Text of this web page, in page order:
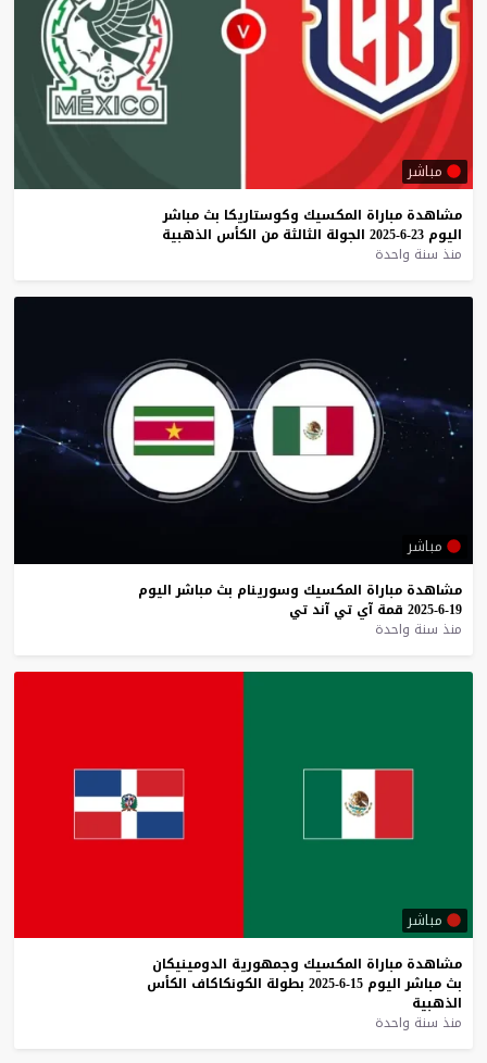
مباشر
مشاهدة مباراة المكسيك وكوستاريكا بث مباشر
اليوم 23-6-2025 الجولة الثالثة من الكأس الذهبية
منذ سنة واحدة
مباشر
مشاهدة مباراة المكسيك وسورينام بث مباشر اليوم
19-6-2025
قمة آي تي آند تي
منذ سنة واحدة
مباشر
مشاهدة مباراة المكسيك وجمهورية الدومينيكان
بث مباشر اليوم 15-6-2025 بطولة الكونكاكاف الكأس
الذهبية
منذ سنة واحدة